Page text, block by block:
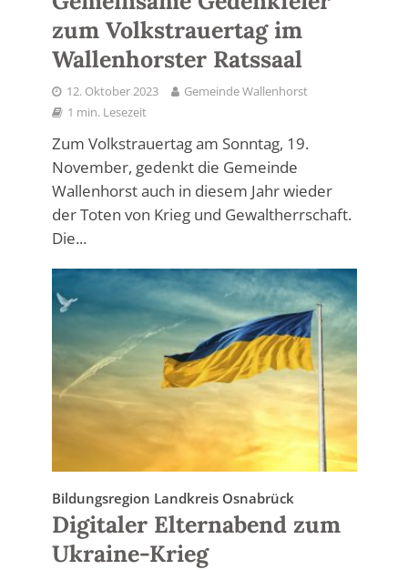
zum Volkstrauertag im
Wallenhorster Ratssaal
12. Oktober 2023
Gemeinde Wallenhorst
1 min. Lesezeit
Zum Volkstrauertag am Sonntag, 19.
November, gedenkt die Gemeinde
Wallenhorst auch in diesem Jahr wieder
der Toten von Krieg und Gewaltherrschaft.
Die...
Bildungsregion Landkreis Osnabrück
Digitaler Elternabend zum
Ukraine-Krieg